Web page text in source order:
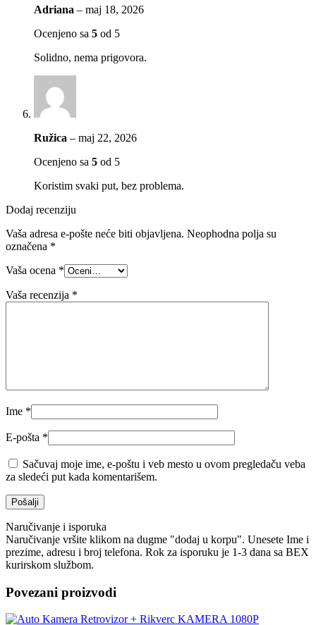
Adriana – maj 18, 2026
Ocenjeno sa 5 od 5
Solidno, nema prigovora.
Ružica – maj 22, 2026
Ocenjeno sa 5 od 5
Koristim svaki put, bez problema.
Dodaj recenziju
Vaša adresa e-pošte neće biti objavljena. Neophodna polja su
označena *
Vaša ocena *
Vaša recenzija *
Ime *
E-pošta *
Sačuvaj moje ime, e-poštu i veb mesto u ovom pregledaču veba
za sledeći put kada komentarišem.
Naručivanje i isporuka
Naručivanje vršite klikom na dugme "dodaj u korpu". Unesete Ime i
prezime, adresu i broj telefona. Rok za isporuku je 1-3 dana sa BEX
kurirskom službom.
Povezani proizvodi